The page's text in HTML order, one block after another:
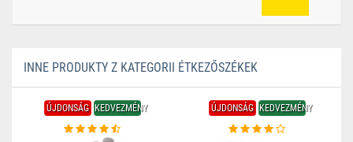
INNE PRODUKTY Z KATEGORII ÉTKEZŐSZÉKEK
ÚJDONSÁG KEDVEZMÉNY ÚJDONSÁG KEDVEZMÉNY